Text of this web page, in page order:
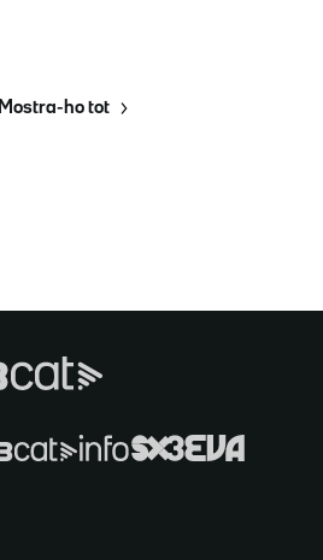
Mostra-ho tot